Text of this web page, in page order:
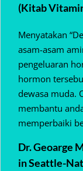
(Kitab
Menyatakan
asam-asam
pengeluaran
hormon
dewasa muda.
membantu
memperbaiki
Dr. Geoarge
in Seattle-